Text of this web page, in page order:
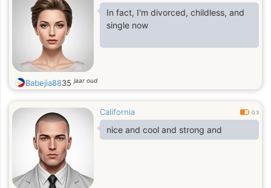
In fact, I'm divorced, childless, and
single now
Babejia8835jaar oud
California 0.3
nice and cool and strong and